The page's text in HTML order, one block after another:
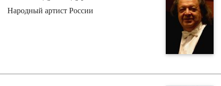
Народный артист России